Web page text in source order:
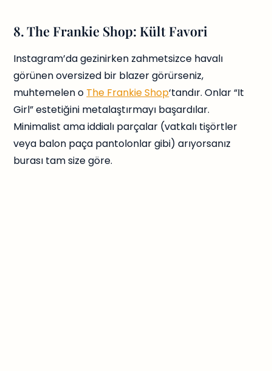
8. The Frankie Shop: Kült Favori
Instagram’da gezinirken zahmetsizce havalı
görünen oversized bir blazer görürseniz,
muhtemelen o The Frankie Shop‘tandır. Onlar “It
Girl” estetiğini metalaştırmayı başardılar.
Minimalist ama iddialı parçalar (vatkalı tişörtler
veya balon paça pantolonlar gibi) arıyorsanız
burası tam size göre.